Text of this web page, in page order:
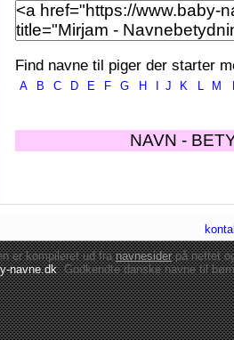
Find navne til piger der starter
A B C D E F G H J K L M
NAVN -
er kompileret ud franavnesiderpå nettet
navne.dk: Godkendte danskenavne til børn